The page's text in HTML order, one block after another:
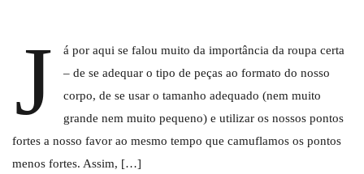
J
á por aqui se falou muito da importância da roupa certa
– de se adequar o tipo de peças ao formato do nosso
corpo, de se usar o tamanho adequado (nem muito
grande nem muito pequeno) e utilizar os nossos pontos
fortes a nosso favor ao mesmo tempo que camuflamos os pontos
menos fortes. Assim, […]